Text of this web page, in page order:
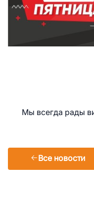
Мы всегда рады
Все новости